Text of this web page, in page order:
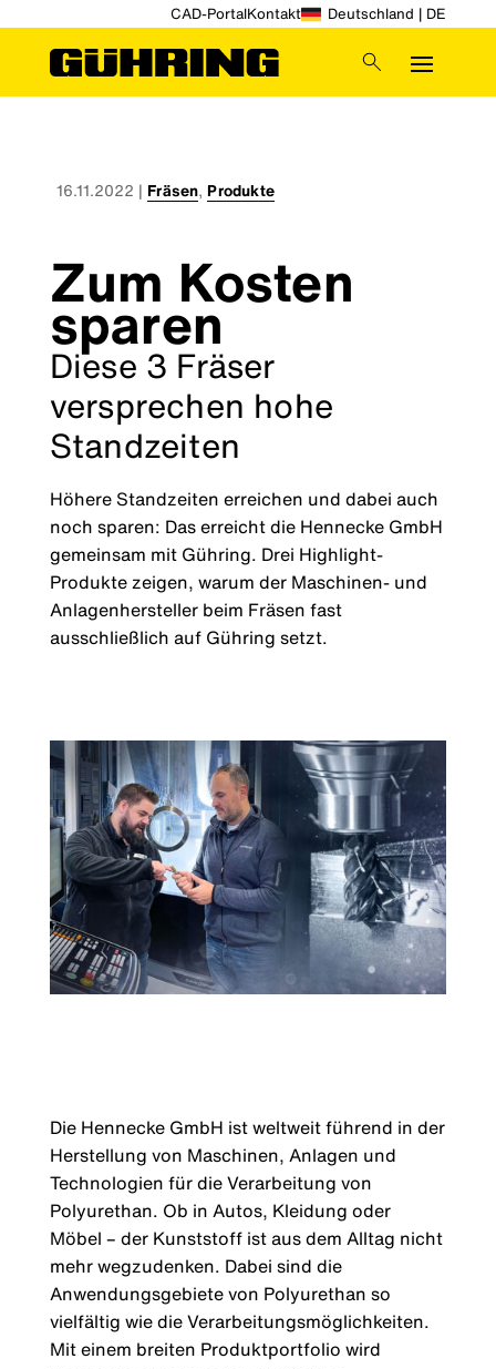
CAD-PortalKontakt Deutschland | DE
16.11.2022 |Fräsen,Produkte
Zum Kosten
sparen
Diese 3 Fräser
versprechen hohe
Standzeiten
Höhere Standzeiten erreichen und dabei auch
noch sparen: Das erreicht die Hennecke GmbH
gemeinsam mit Gühring. Drei Highlight-
Produkte zeigen, warum der Maschinen- und
Anlagenhersteller beim Fräsen fast
ausschließlich auf Gühring setzt.
Die Hennecke GmbH ist weltweit führend in der
Herstellung von Maschinen, Anlagen und
Technologien für die Verarbeitung von
Polyurethan. Ob in Autos, Kleidung oder
Möbel – der Kunststoff ist aus dem Alltag nicht
mehr wegzudenken. Dabei sind die
Anwendungsgebiete von Polyurethan so
vielfältig wie die Verarbeitungsmöglichkeiten.
Mit einem breiten Produktportfolio wird